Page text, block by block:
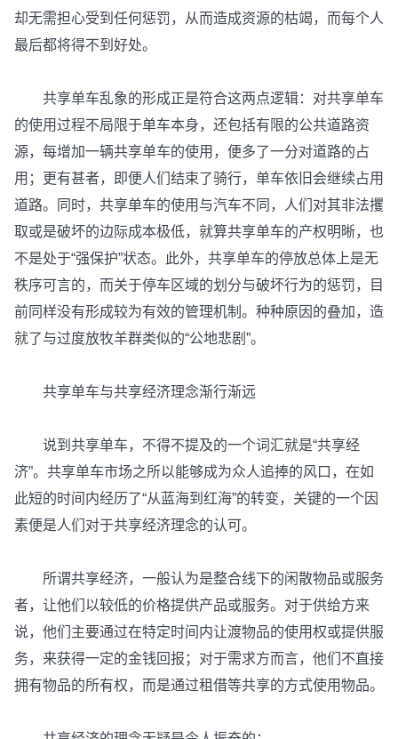
却无需担心受到任何惩罚，从而造成资源的枯竭，而每个人
最后都将得不到好处。
共享单车乱象的形成正是符合这两点逻辑：对共享单车
的使用过程不局限于单车本身，还包括有限的公共道路资
源，每增加一辆共享单车的使用，便多了一分对道路的占
用；更有甚者，即便人们结束了骑行，单车依旧会继续占用
道路。同时，共享单车的使用与汽车不同，人们对其非法攫
取或是破坏的边际成本极低，就算共享单车的产权明晰，也
不是处于“强保护”状态。此外，共享单车的停放总体上是无
秩序可言的，而关于停车区域的划分与破坏行为的惩罚，目
前同样没有形成较为有效的管理机制。种种原因的叠加，造
就了与过度放牧羊群类似的“公地悲剧”。
共享单车与共享经济理念渐行渐远
说到共享单车，不得不提及的一个词汇就是“共享经
济”。共享单车市场之所以能够成为众人追捧的风口，在如
此短的时间内经历了“从蓝海到红海”的转变，关键的一个因
素便是人们对于共享经济理念的认可。
所谓共享经济，一般认为是整合线下的闲散物品或服务
者，让他们以较低的价格提供产品或服务。对于供给方来
说，他们主要通过在特定时间内让渡物品的使用权或提供服
务，来获得一定的金钱回报；对于需求方而言，他们不直接
拥有物品的所有权，而是通过租借等共享的方式使用物品。